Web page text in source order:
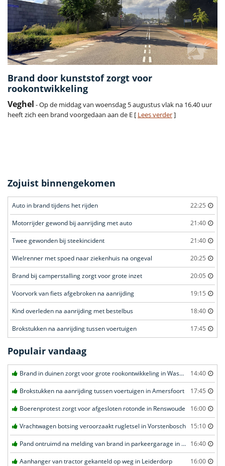
Brand door kunststof zorgt voor
rookontwikkeling
Veghel - Op de middag van woensdag 5 augustus vlak na 16.40 uur
heeft zich een brand voorgedaan aan de E [ Lees verder]
Zojuist binnengekomen
Auto in brand tijdens het rijden 22:25
Motorrijder gewond bij aanrijding met auto 21:40
Twee gewonden bij steekincident 21:40
Wielrenner met spoed naar ziekenhuis na ongeval 20:25
Brand bij camperstalling zorgt voor grote inzet 20:05
Voorvork van fiets afgebroken na aanrijding 19:15
Kind overleden na aanrijding met bestelbus 18:40
Brokstukken na aanrijding tussen voertuigen 17:45
Populair vandaag
Brand in duinen zorgt voor grote rookontwikkeling in Wassenaar 14:40
Brokstukken na aanrijding tussen voertuigen in Amersfoort 17:45
Boerenprotest zorgt voor afgesloten rotonde in Renswoude 16:00
Vrachtwagen botsing veroorzaakt rugletsel in Vorstenbosch 15:10
Pand ontruimd na melding van brand in parkeergarage in Leeuwarden 16:40
Aanhanger van tractor gekanteld op weg in Leiderdorp 16:00